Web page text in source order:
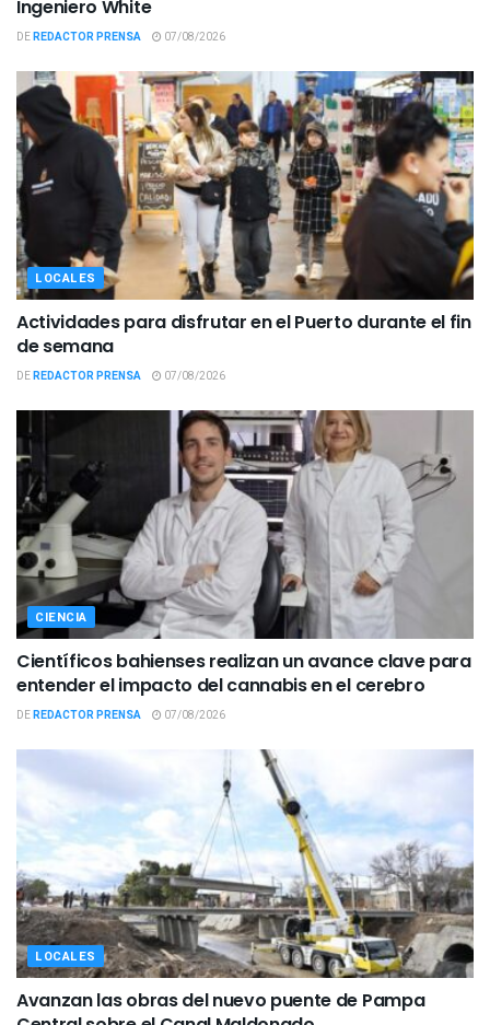
Ingeniero White
DEREDACTOR PRENSA 07/08/2026
LOCALES
Actividades para disfrutar en el Puerto durante el fin
de semana
DEREDACTOR PRENSA 07/08/2026
CIENCIA
Científicos bahienses realizan un avance clave para
entender el impacto del cannabis en el cerebro
DEREDACTOR PRENSA 07/08/2026
LOCALES
Avanzan las obras del nuevo puente de Pampa